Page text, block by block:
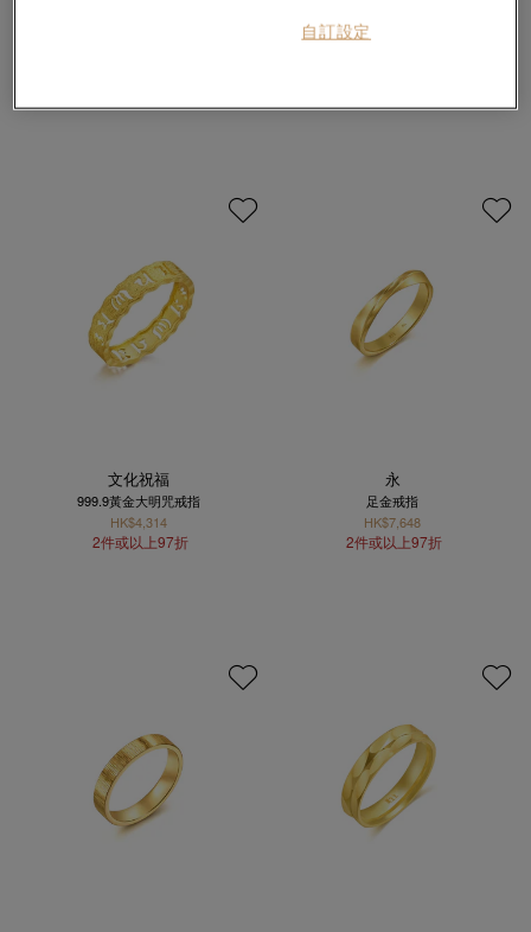
足金戒指
文化祝福
999.9黃金大明咒戒指
HK$4,314
2件或以上97折
永
足金戒指
HK$7,648
2件或以上97折
自訂設定